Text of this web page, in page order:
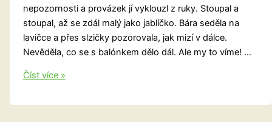
nepozornosti a provázek jí vyklouzl z ruky. Stoupal a
stoupal, až se zdál malý jako jablíčko. Bára seděla na
lavičce a přes slzičky pozorovala, jak mizí v dálce.
Nevěděla, co se s balónkem dělo dál. Ale my to víme! …
Balónek
pouti
Číst více »